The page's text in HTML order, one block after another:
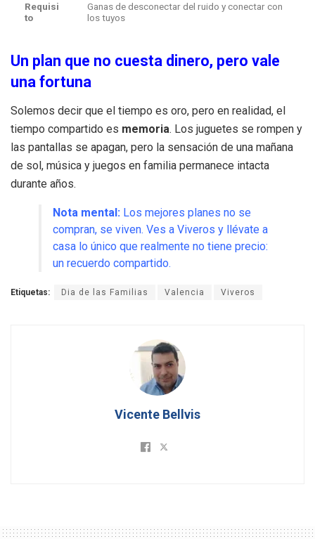
Requisi
to
Ganas de desconectar del ruido y conectar con
los tuyos
Un plan que no cuesta dinero, pero vale
una fortuna
Solemos decir que el tiempo es oro, pero en realidad, el
tiempo compartido es memoria. Los juguetes se rompen y
las pantallas se apagan, pero la sensación de una mañana
de sol, música y juegos en familia permanece intacta
durante años.
Nota mental: Los mejores planes no se
compran, se viven. Ves a Viveros y llévate a
casa lo único que realmente no tiene precio:
un recuerdo compartido.
Etiquetas: Dia de las Familias Valencia Viveros
Vicente Bellvis